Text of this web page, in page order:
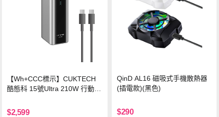
【Wh+CCC標示】CUKTECH
酷態科 15號Ultra 210W 行動電
$2,599
QinD AL16 磁吸式手機散熱器
(插電款)(黑色)
$290